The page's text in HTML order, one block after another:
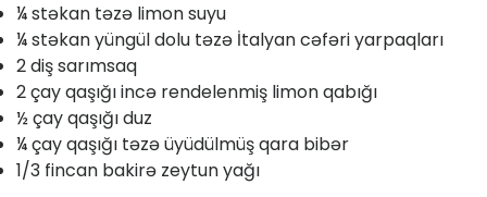
¼ stəkan təzə limon suyu
¼ stəkan yüngül dolu təzə İtalyan cəfəri yarpaqları
2 diş sarımsaq
2 çay qaşığı incə rendelenmiş limon qabığı
½ çay qaşığı duz
¼ çay qaşığı təzə üyüdülmüş qara bibər
1/3 fincan bakirə zeytun yağı